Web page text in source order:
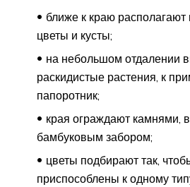
ближе к краю располагают
цветы и кусты;
на небольшом отдалении
раскидистые растения, к
папоротник;
края ограждают камнями,
бамбуковым забором;
цветы подбирают так,
приспособлены к одному